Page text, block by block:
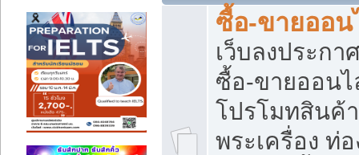
ซื้อ-ขายออน
เว็บลงประก
ซื้อ-ขายออน
โปรโมทสินค้
พระเครื่อง ท่อ